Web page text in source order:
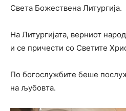
Света Божествена Литургија.
На Литургијата, верниот
и се причести со Светите
По богослужбите беше
на љубовта.